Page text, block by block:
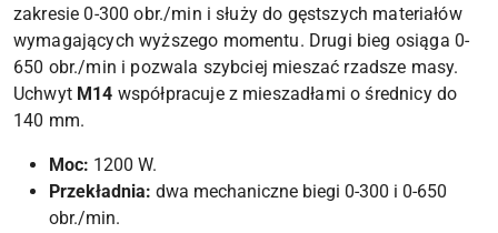
zakresie 0-300 obr./min i służy do gęstszych materiałów
wymagających wyższego momentu. Drugi bieg osiąga 0-
650 obr./min i pozwala szybciej mieszać rzadsze masy.
Uchwyt M14 współpracuje z mieszadłami o średnicy do
140 mm.
Moc: 1200 W.
Przekładnia: dwa mechaniczne biegi 0-300 i 0-650
obr./min.